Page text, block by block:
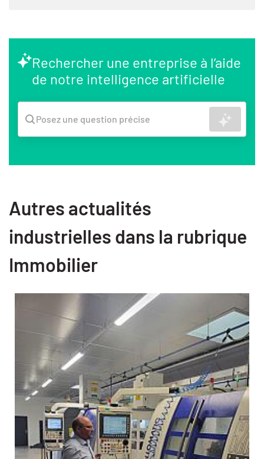
Rechercher une entreprise à l’aide
de notre intelligence artificielle
Posez une question précise
Autres actualités
industrielles dans la rubrique
Immobilier